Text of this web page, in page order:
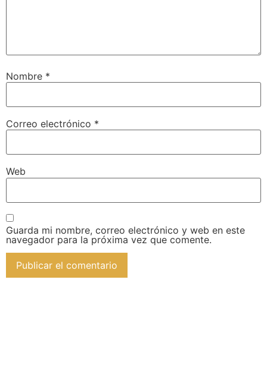
Nombre *
Correo electrónico *
Web
Guarda mi nombre, correo electrónico y web en este
navegador para la próxima vez que comente.